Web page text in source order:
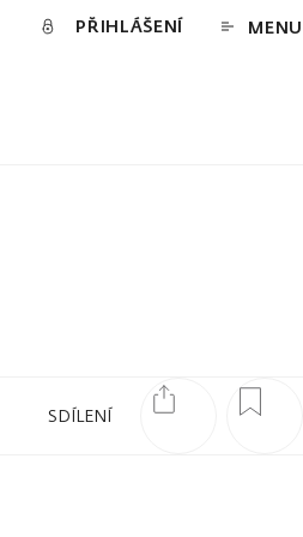
PŘIHLÁŠENÍ MENU
SDÍLENÍ